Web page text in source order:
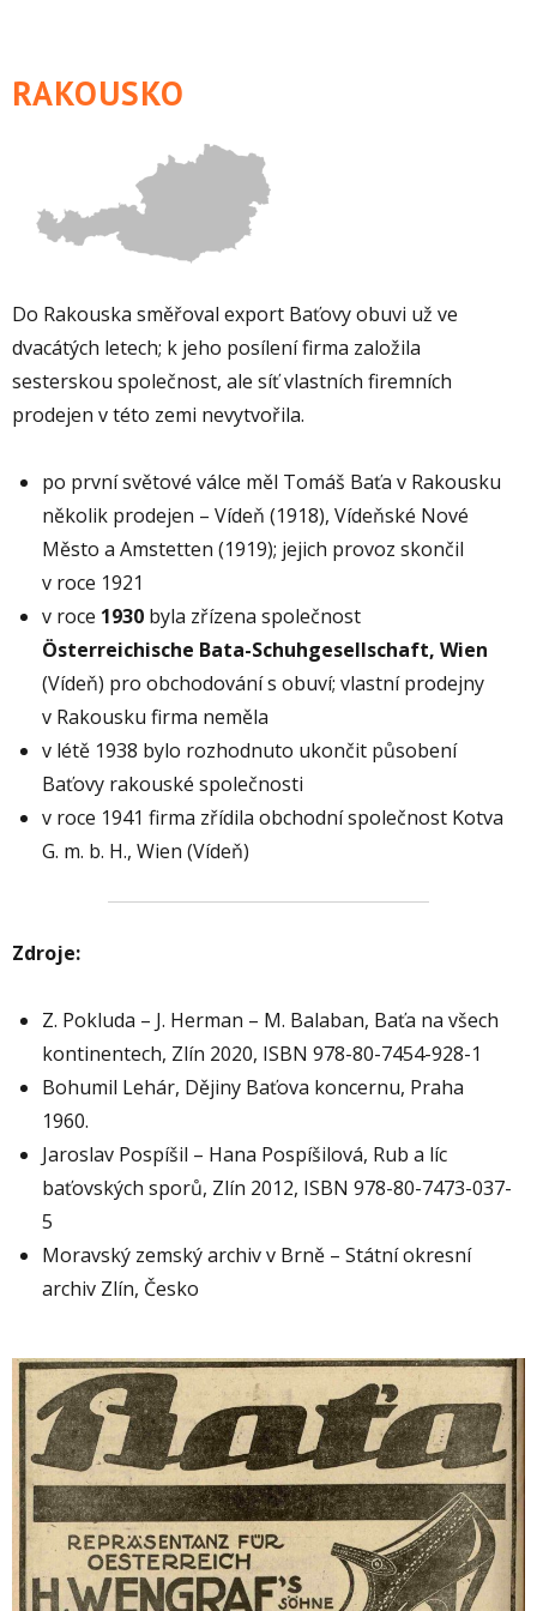
RAKOUSKO
Do Rakouska směřoval export Baťovy obuvi už ve
dvacátých letech; k jeho posílení firma založila
sesterskou společnost, ale síť vlastních firemních
prodejen v této zemi nevytvořila.
po první světové válce měl Tomáš Baťa v Rakousku
několik prodejen – Vídeň (1918), Vídeňské Nové
Město a Amstetten (1919); jejich provoz skončil
v roce 1921
v roce 1930 byla zřízena společnost
Österreichische Bata-Schuhgesellschaft, Wien
(Vídeň) pro obchodování s obuví; vlastní prodejny
v Rakousku firma neměla
v létě 1938 bylo rozhodnuto ukončit působení
Baťovy rakouské společnosti
v roce 1941 firma zřídila obchodní společnost Kotva
G. m. b. H., Wien (Vídeň)
Zdroje:
Z. Pokluda – J. Herman – M. Balaban, Baťa na všech
kontinentech, Zlín 2020, ISBN 978-80-7454-928-1
Bohumil Lehár, Dějiny Baťova koncernu, Praha
1960.
Jaroslav Pospíšil – Hana Pospíšilová, Rub a líc
baťovských sporů, Zlín 2012, ISBN 978-80-7473-037-
5
Moravský zemský archiv v Brně – Státní okresní
archiv Zlín, Česko